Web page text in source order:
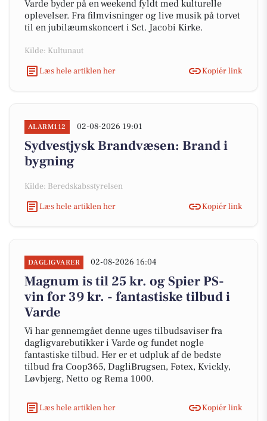
Varde byder på en weekend fyldt med kulturelle
oplevelser. Fra filmvisninger og live musik på torvet
til en jubilæumskoncert i Sct. Jacobi Kirke.
Kilde: Kultunaut
Læs hele artiklen her
Kopiér link
ALARM112 02-08-2026 19:01
Sydvestjysk Brandvæsen: Brand i
bygning
Kilde: Beredskabsstyrelsen
Læs hele artiklen her
Kopiér link
DAGLIGVARER 02-08-2026 16:04
Magnum is til 25 kr. og Spier PS-
vin for 39 kr. - fantastiske tilbud i
Varde
Vi har gennemgået denne uges tilbudsaviser fra
dagligvarebutikker i Varde og fundet nogle
fantastiske tilbud. Her er et udpluk af de bedste
tilbud fra Coop365, DagliBrugsen, Føtex, Kvickly,
Løvbjerg, Netto og Rema 1000.
Læs hele artiklen her Kopiér link